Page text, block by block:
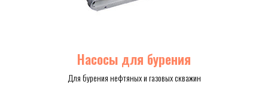
Насосы для бурения
Для бурения нефтяных и газовых скважин